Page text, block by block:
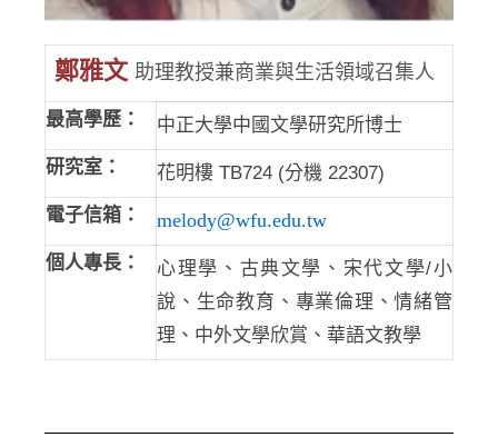
鄭雅文 助理教授兼商業與生活領域召集人
最高學歷：
中正大學中國文學研究所博士
研究室：
花明樓 TB724 (分機 22307)
電子信箱：
melody@wfu.edu.tw
個人專長：
心理學、古典文學、宋代文學/小
說、生命教育、專業倫理、情緒管
理、中外文學欣賞、華語文教學